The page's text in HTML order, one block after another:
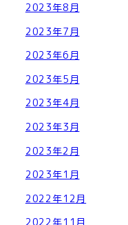
2023年8月
2023年7月
2023年6月
2023年5月
2023年4月
2023年3月
2023年2月
2023年1月
2022年12月